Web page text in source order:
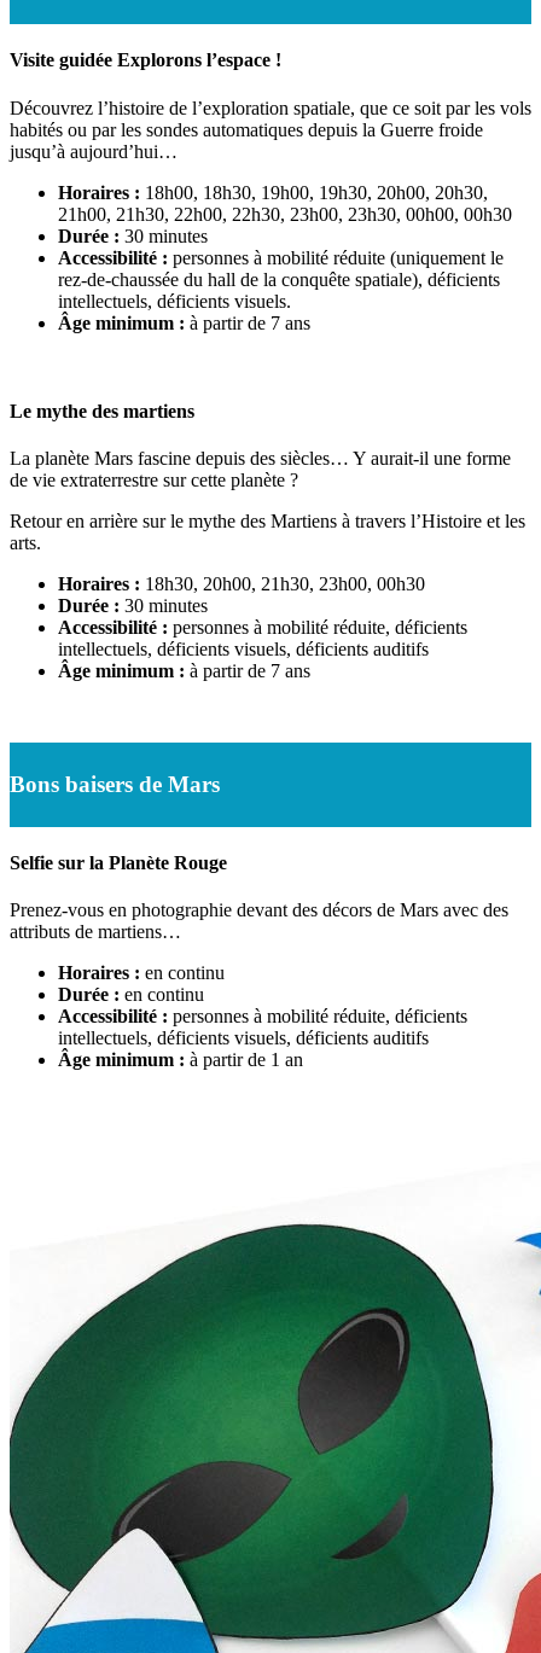
Visite guidée Explorons l’espace !
Découvrez l’histoire de l’exploration spatiale, que ce soit par les vols
habités ou par les sondes automatiques depuis la Guerre froide
jusqu’à aujourd’hui…
Horaires : 18h00, 18h30, 19h00, 19h30, 20h00, 20h30,
21h00, 21h30, 22h00, 22h30, 23h00, 23h30, 00h00, 00h30
Durée : 30 minutes
Accessibilité : personnes à mobilité réduite (uniquement le
rez-de-chaussée du hall de la conquête spatiale), déficients
intellectuels, déficients visuels.
Âge minimum : à partir de 7 ans
Le mythe des martiens
La planète Mars fascine depuis des siècles… Y aurait-il une forme
de vie extraterrestre sur cette planète ?
Retour en arrière sur le mythe des Martiens à travers l’Histoire et les
arts.
Horaires : 18h30, 20h00, 21h30, 23h00, 00h30
Durée : 30 minutes
Accessibilité : personnes à mobilité réduite, déficients
intellectuels, déficients visuels, déficients auditifs
Âge minimum : à partir de 7 ans
Bons baisers de Mars
Selfie sur la Planète Rouge
Prenez-vous en photographie devant des décors de Mars avec des
attributs de martiens…
Horaires : en continu
Durée : en continu
Accessibilité : personnes à mobilité réduite, déficients
intellectuels, déficients visuels, déficients auditifs
Âge minimum : à partir de 1 an